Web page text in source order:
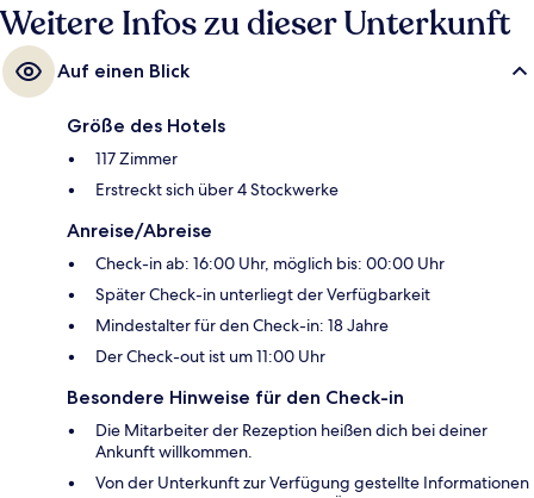
Weitere Infos zu dieser Unterkunft
Auf einen Blick
Größe des Hotels
117 Zimmer
Erstreckt sich über 4 Stockwerke
Anreise/Abreise
Check-in ab: 16:00 Uhr, möglich bis: 00:00 Uhr
Später Check-in unterliegt der Verfügbarkeit
Mindestalter für den Check-in: 18 Jahre
Der Check-out ist um 11:00 Uhr
Besondere Hinweise für den Check-in
Die Mitarbeiter der Rezeption heißen dich bei deiner
Ankunft willkommen.
Von der Unterkunft zur Verfügung gestellte Informationen